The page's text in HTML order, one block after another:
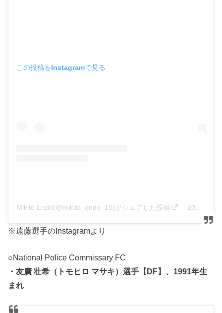
この投稿をInstagramで見る
Mikito Endo(@mikito_endo_10)がシェアした投稿 – 2020年 9月月25日午前1時53分PDT
※遠藤選手のInstagramより
○National Police Commissary FC
・友廣 壮希（トモヒロ マサキ）選手【DF】、1991年生
まれ